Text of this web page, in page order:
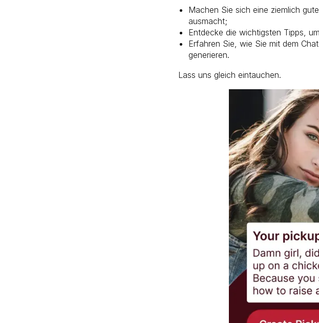
Machen Sie sich eine ziemlich
ausmacht;
Entdecke die wichtigsten Tipps,
Erfahren Sie, wie Sie mit dem
generieren.
Lass uns gleich eintauchen.